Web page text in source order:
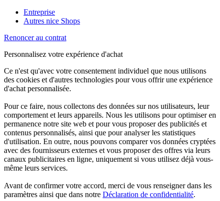
Entreprise
Autres nice Shops
Renoncer au contrat
Personnalisez votre expérience d'achat
Ce n'est qu'avec votre consentement individuel que nous utilisons
des cookies et d'autres technologies pour vous offrir une expérience
d'achat personnalisée.
Pour ce faire, nous collectons des données sur nos utilisateurs, leur
comportement et leurs appareils. Nous les utilisons pour optimiser en
permanence notre site web et pour vous proposer des publicités et
contenus personnalisés, ainsi que pour analyser les statistiques
d'utilisation. En outre, nous pouvons comparer vos données cryptées
avec des fournisseurs externes et vous proposer des offres via leurs
canaux publicitaires en ligne, uniquement si vous utilisez déjà vous-
même leurs services.
Avant de confirmer votre accord, merci de vous renseigner dans les
paramètres ainsi que dans notre Déclaration de confidentialité.